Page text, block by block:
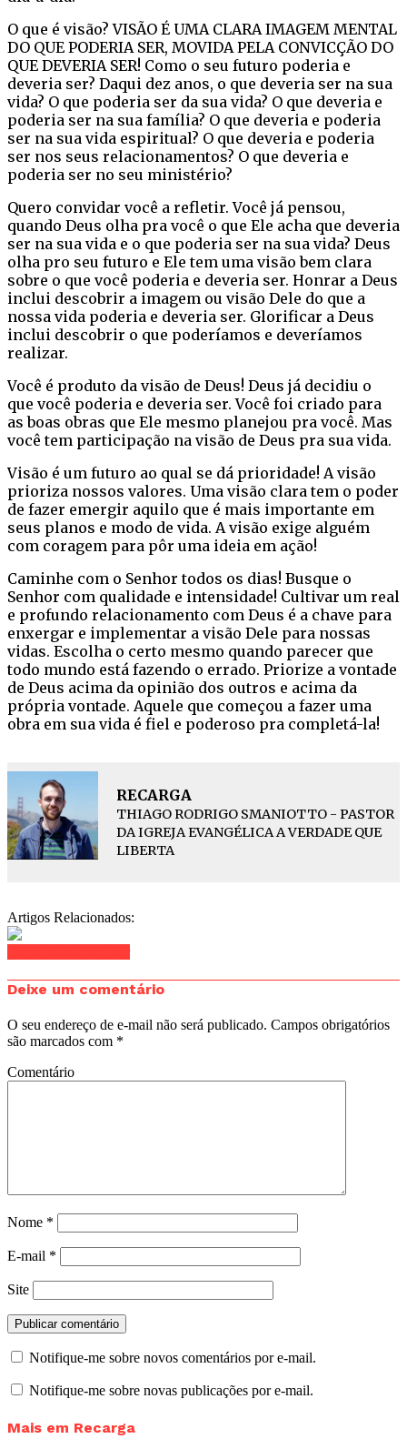
O que é visão? VISÃO É UMA CLARA IMAGEM MENTAL
DO QUE PODERIA SER, MOVIDA PELA CONVICÇÃO DO
QUE DEVERIA SER! Como o seu futuro poderia e
deveria ser? Daqui dez anos, o que deveria ser na sua
vida? O que poderia ser da sua vida? O que deveria e
poderia ser na sua família? O que deveria e poderia
ser na sua vida espiritual? O que deveria e poderia
ser nos seus relacionamentos? O que deveria e
poderia ser no seu ministério?
Quero convidar você a refletir. Você já pensou,
quando Deus olha pra você o que Ele acha que deveria
ser na sua vida e o que poderia ser na sua vida? Deus
olha pro seu futuro e Ele tem uma visão bem clara
sobre o que você poderia e deveria ser. Honrar a Deus
inclui descobrir a imagem ou visão Dele do que a
nossa vida poderia e deveria ser. Glorificar a Deus
inclui descobrir o que poderíamos e deveríamos
realizar.
Você é produto da visão de Deus! Deus já decidiu o
que você poderia e deveria ser. Você foi criado para
as boas obras que Ele mesmo planejou pra você. Mas
você tem participação na visão de Deus pra sua vida.
Visão é um futuro ao qual se dá prioridade! A visão
prioriza nossos valores. Uma visão clara tem o poder
de fazer emergir aquilo que é mais importante em
seus planos e modo de vida. A visão exige alguém
com coragem para pôr uma ideia em ação!
Caminhe com o Senhor todos os dias! Busque o
Senhor com qualidade e intensidade! Cultivar um real
e profundo relacionamento com Deus é a chave para
enxergar e implementar a visão Dele para nossas
vidas. Escolha o certo mesmo quando parecer que
todo mundo está fazendo o errado. Priorize a vontade
de Deus acima da opinião dos outros e acima da
própria vontade. Aquele que começou a fazer uma
obra em sua vida é fiel e poderoso pra completá-la!
RECARGA
THIAGO RODRIGO SMANIOTTO - PASTOR
DA IGREJA EVANGÉLICA A VERDADE QUE
LIBERTA
Artigos Relacionados:
Deixe um comentário
O seu endereço de e-mail não será publicado. Campos obrigatórios
são marcados com *
Comentário
Nome *
E-mail *
Site
Notifique-me sobre novos comentários por e-mail.
Notifique-me sobre novas publicações por e-mail.
Mais em Recarga